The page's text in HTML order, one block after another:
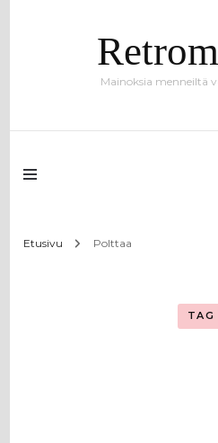
Mainoksia menneiltä
Etusivu Polttaa
TAG